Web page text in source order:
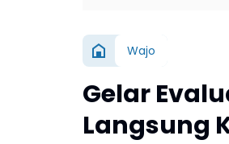
Wajo
Gelar
Langsung